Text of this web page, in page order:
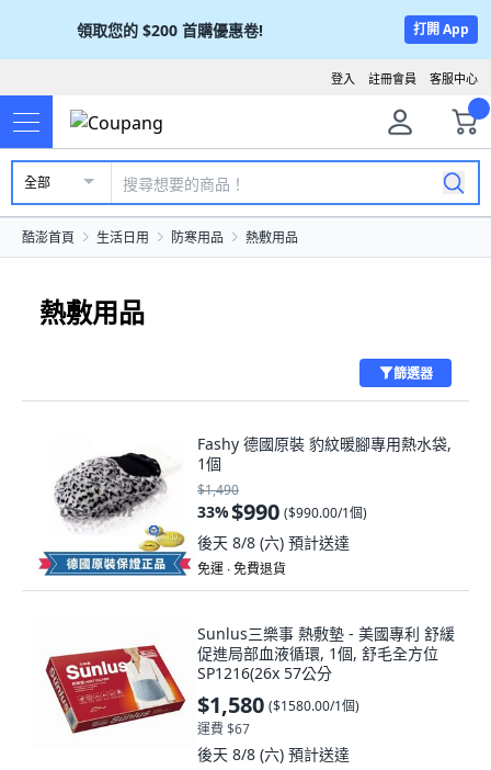
領取您的 $200 首購優惠卷! 打開 App
客服中心
註冊會員
登入
全部
酷澎首頁 生活日用 防寒用品 熱敷用品
熱敷用品
篩選器
Fashy 德國原裝 豹紋暖腳專用熱水袋,
1個
$1,490
33%$990 ($990.00/1個)
後天 8/8 (六) 預計送達
免運 ∙ 免費退貨
Sunlus三樂事 熱敷墊 - 美國專利 舒緩
促進局部血液循環, 1個, 舒毛全方位
SP1216(26x 57公分
$1,580 ($1580.00/1個)
運費 $67
後天 8/8 (六) 預計送達